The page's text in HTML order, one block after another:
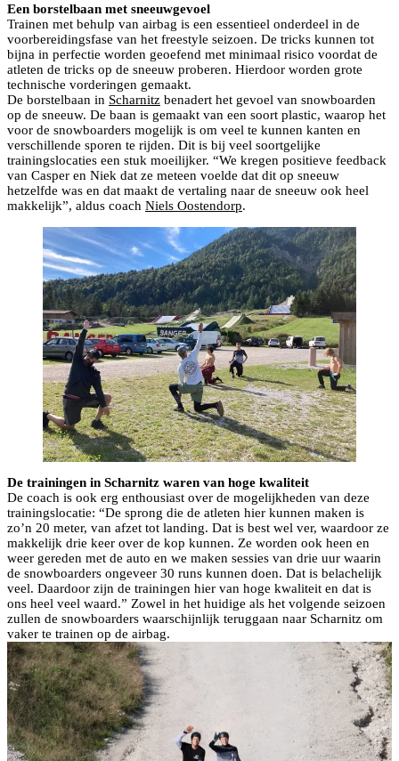
Een borstelbaan met sneeuwgevoel
Trainen met behulp van airbag is een essentieel onderdeel in de
voorbereidingsfase van het freestyle seizoen. De tricks kunnen tot
bijna in perfectie worden geoefend met minimaal risico voordat de
atleten de tricks op de sneeuw proberen. Hierdoor worden grote
technische vorderingen gemaakt.
De borstelbaan in Scharnitz benadert het gevoel van snowboarden
op de sneeuw. De baan is gemaakt van een soort plastic, waarop het
voor de snowboarders mogelijk is om veel te kunnen kanten en
verschillende sporen te rijden. Dit is bij veel soortgelijke
trainingslocaties een stuk moeilijker. “We kregen positieve feedback
van Casper en Niek dat ze meteen voelde dat dit op sneeuw
hetzelfde was en dat maakt de vertaling naar de sneeuw ook heel
makkelijk”, aldus coach Niels Oostendorp.
De trainingen in Scharnitz waren van hoge kwaliteit
De coach is ook erg enthousiast over de mogelijkheden van deze
trainingslocatie: “De sprong die de atleten hier kunnen maken is
zo’n 20 meter, van afzet tot landing. Dat is best wel ver, waardoor ze
makkelijk drie keer over de kop kunnen. Ze worden ook heen en
weer gereden met de auto en we maken sessies van drie uur waarin
de snowboarders ongeveer 30 runs kunnen doen. Dat is belachelijk
veel. Daardoor zijn de trainingen hier van hoge kwaliteit en dat is
ons heel veel waard.” Zowel in het huidige als het volgende seizoen
zullen de snowboarders waarschijnlijk teruggaan naar Scharnitz om
vaker te trainen op de airbag.